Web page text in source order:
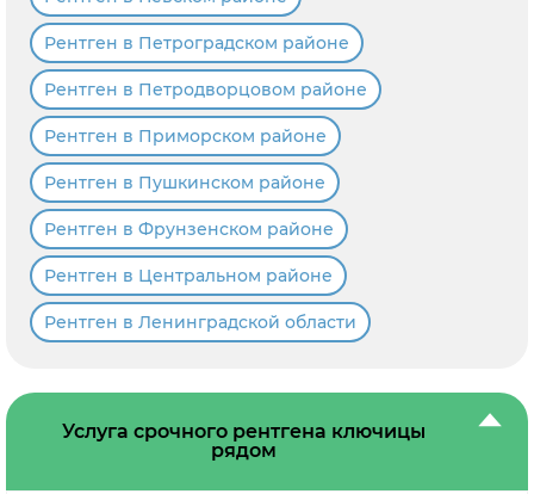
Рентген в Петроградском районе
Рентген в Петродворцовом районе
Рентген в Приморском районе
Рентген в Пушкинском районе
Рентген в Фрунзенском районе
Рентген в Центральном районе
Рентген в Ленинградской области
Услуга срочного рентгена ключицы
рядом